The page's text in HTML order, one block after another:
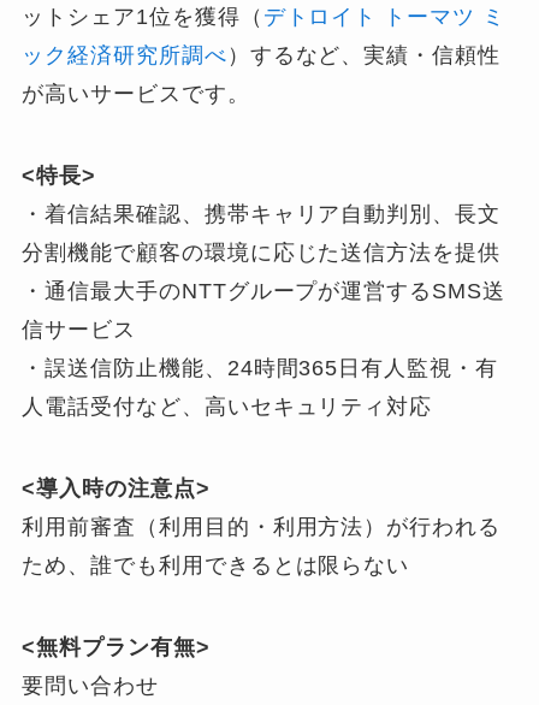
ットシェア1位を獲得（ デトロイト トーマツ ミ
ック経済研究所調べ ）するなど、実績・信頼性
が高いサービスです。
<特長>
・着信結果確認、携帯キャリア自動判別、長文
分割機能で顧客の環境に応じた送信方法を提供
・通信最大手のNTTグループが運営するSMS送
信サービス
・誤送信防止機能、24時間365日有人監視・有
人電話受付など、高いセキュリティ対応
<導入時の注意点>
利用前審査（利用目的・利用方法）が行われる
ため、誰でも利用できるとは限らない
<無料プラン有無>
要問い合わせ